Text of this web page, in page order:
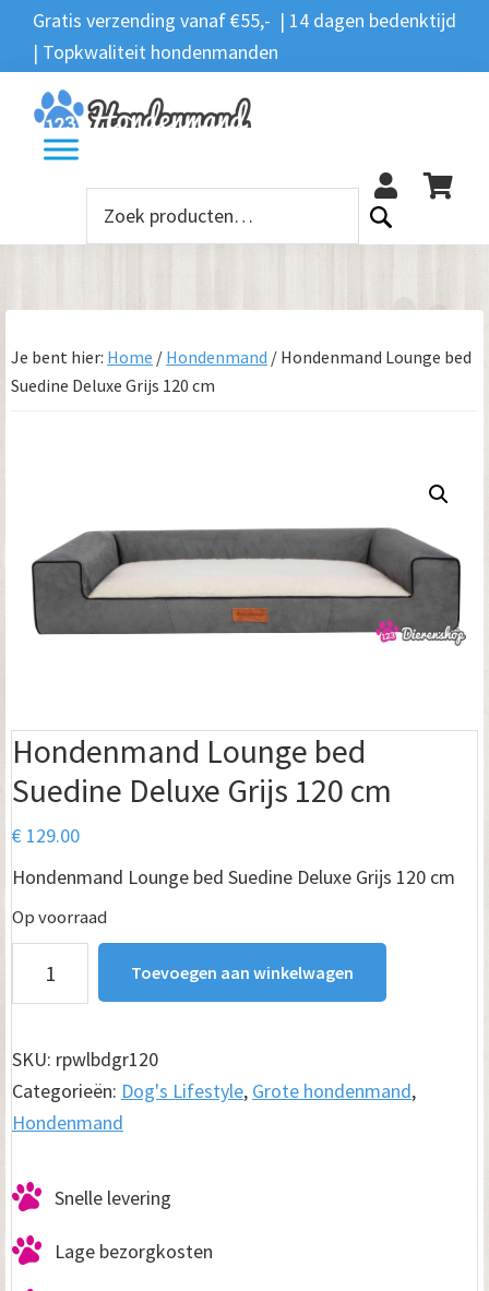
Spring
naar
de
hoofdnavigatie
Door
naar
de
hoofd
inhoud
Spring
naar
de
voettekst
Gratis verzending vanaf €55,- | 14 dagen bedenktijd
| Topkwaliteit hondenmanden
Zoeken
Zoeken
naar:
Je bent hier: Home / Hondenmand / Hondenmand Lounge bed
Suedine Deluxe Grijs 120 cm
Hondenmand Lounge bed
Suedine Deluxe Grijs 120 cm
€ 129.00
Hondenmand Lounge bed Suedine Deluxe Grijs 120 cm
Op voorraad
Lounge
Suedine
Deluxe
Grijs
cm
aantal
Toevoegen aan winkelwagen
SKU: rpwlbdgr120
Categorieën: Dog's Lifestyle, Grote hondenmand,
Hondenmand
Snelle levering
Lage bezorgkosten